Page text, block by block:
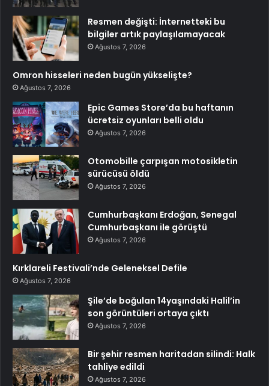
Resmen değişti: İnternetteki bu
bilgiler artık paylaşılamayacak
Ağustos 7, 2026
Omron hisseleri neden bugün yükselişte?
Ağustos 7, 2026
Epic Games Store’da bu haftanın
ücretsiz oyunları belli oldu
Ağustos 7, 2026
Otomobille çarpışan motosikletin
sürücüsü öldü
Ağustos 7, 2026
Cumhurbaşkanı Erdoğan, Senegal
Cumhurbaşkanı ile görüştü
Ağustos 7, 2026
Kırklareli Festivali’nde Geleneksel Defile
Ağustos 7, 2026
Şile’de boğulan 14yaşındaki Halil’in
son görüntüleri ortaya çıktı
Ağustos 7, 2026
Bir şehir resmen haritadan silindi: Halk
tahliye edildi
Ağustos 7, 2026